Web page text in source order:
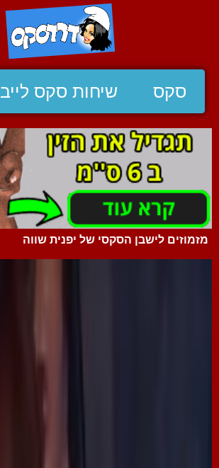
סקס שיחות סקס לייב
מזמוזים לישבן הסקסי של יפנית שווה